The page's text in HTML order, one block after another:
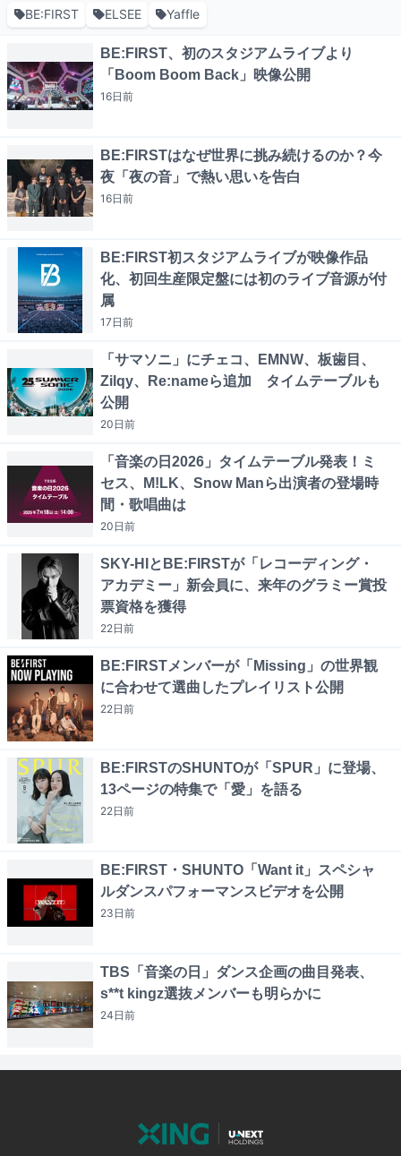
BE:FIRST ELSEE Yaffle
BE:FIRST、初のスタジアムライブより
「Boom Boom Back」映像公開
16日前
BE:FIRSTはなぜ世界に挑み続けるのか？今
夜「夜の音」で熱い思いを告白
16日前
BE:FIRST初スタジアムライブが映像作品
化、初回生産限定盤には初のライブ音源が付
属
17日前
「サマソニ」にチェコ、EMNW、板歯目、
Zilqy、Re:nameら追加 タイムテーブルも
公開
20日前
「音楽の日2026」タイムテーブル発表！ミ
セス、M!LK、Snow Manら出演者の登場時
間・歌唱曲は
20日前
SKY-HIとBE:FIRSTが「レコーディング・
アカデミー」新会員に、来年のグラミー賞投
票資格を獲得
22日前
BE:FIRSTメンバーが「Missing」の世界観
に合わせて選曲したプレイリスト公開
22日前
BE:FIRSTのSHUNTOが「SPUR」に登場、
13ページの特集で「愛」を語る
22日前
BE:FIRST・SHUNTO「Want it」スペシャ
ルダンスパフォーマンスビデオを公開
23日前
TBS「音楽の日」ダンス企画の曲目発表、
s**t kingz選抜メンバーも明らかに
24日前